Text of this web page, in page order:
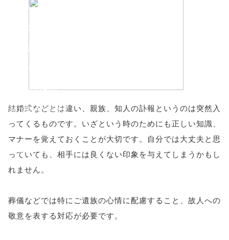
f, 'Gwindow',
'width=550,
height=450,
toolbar=no,
scrollbars=yes'
); return
false;"> シェア
結婚式などとは違い、親族、知人の訃報というのは突然入
ってくるものです。いざという時のためにも正しい知識、
マナーを覚えておくことが大切です。自分では大丈夫と思
っていても、相手には良くない印象を与えてしまうかもし
れません。
葬儀などでは特にご遺族の心情に配慮すること、故人への
敬意を表する対応が必要です。